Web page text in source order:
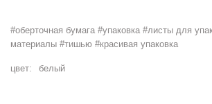
#оберточная бумага #упаковка #листы для
материалы #тишью #красивая упаковка
цвет: белый